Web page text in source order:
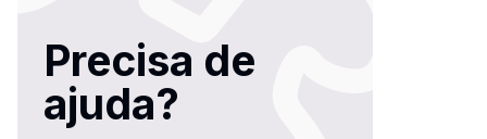
Precisa de
ajuda?